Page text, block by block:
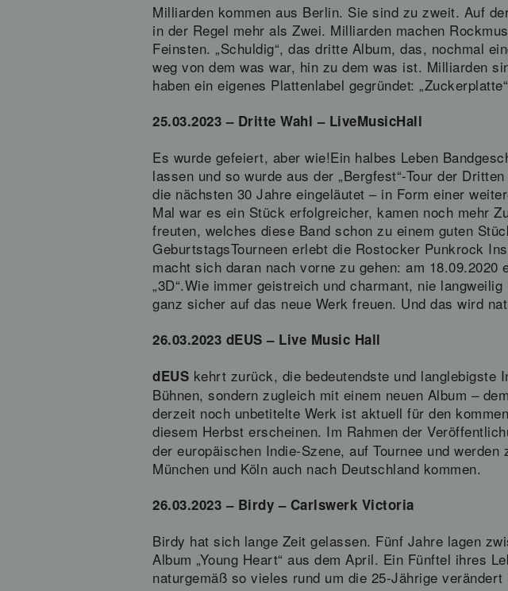
Milliarden kommen aus Berlin. Sie sind zu zweit. Auf
in der Regel mehr als Zwei. Milliarden machen
Feinsten. „Schuldig“, das dritte Album, das, nochmal
weg von dem was war, hin zu dem was ist. Milliarden
haben ein eigenes Plattenlabel gegründet:
25.03.2023 – Dritte Wahl – LiveMusicHall
Es wurde gefeiert, aber wie!Ein halbes Leben
lassen und so wurde aus der „Bergfest“-Tour der
die nächsten 30 Jahre eingeläutet – in Form einer
Mal war es ein Stück erfolgreicher, kamen noch mehr
freuten, welches diese Band schon zu einem guten
GeburtstagsTourneen erlebt die Rostocker Punkrock
macht sich daran nach vorne zu gehen: am
„3D“.Wie immer geistreich und charmant, nie
ganz sicher auf das neue Werk freuen. Und das wird
26.03.2023 dEUS – Live Music Hall
dEUS kehrt zurück, die bedeutendste und
Bühnen, sondern zugleich mit einem neuen Album –
derzeit noch unbetitelte Werk ist aktuell für den
diesem Herbst erscheinen. Im Rahmen der
der europäischen Indie-Szene, auf Tournee und
München und Köln auch nach Deutschland kommen.
26.03.2023 – Birdy – Carlswerk Victoria
Birdy hat sich lange Zeit gelassen. Fünf Jahre lagen
Album „Young Heart“ aus dem April. Ein Fünftel ihres
naturgemäß so vieles rund um die 25-Jährige